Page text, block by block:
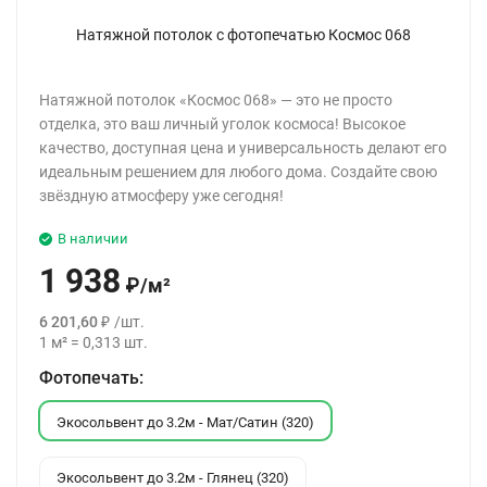
Натяжной потолок с фотопечатью Космос 068
Натяжной потолок «Космос 068» — это не просто
отделка, это ваш личный уголок космоса! Высокое
качество, доступная цена и универсальность делают его
идеальным решением для любого дома. Создайте свою
звёздную атмосферу уже сегодня!
В наличии
1 938 ₽/м²
6 201,60₽ /шт.
1 м² = 0,313 шт.
Фотопечать:
Экосольвент до 3.2м - Мат/Сатин (320)
Экосольвент до 3.2м - Глянец (320)